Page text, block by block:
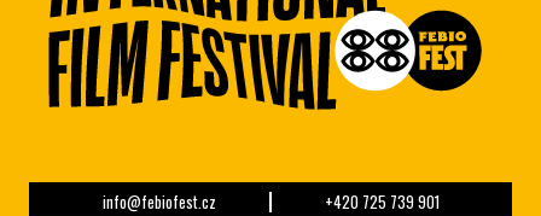
info@febiofest.cz +420 725 739 901